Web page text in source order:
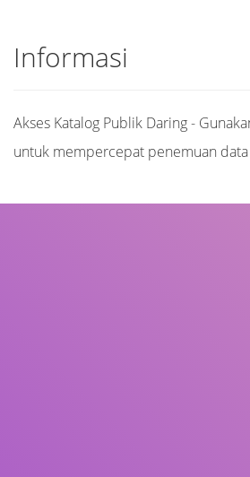
Informasi
Akses Katalog Publik Daring -
untuk mempercepat penemuan